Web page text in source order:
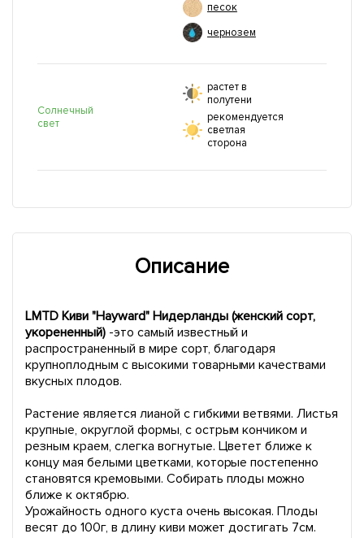
песок
чернозем
Солнечный
свет
растет в
полутени
рекомендуется
светлая
сторона
Описание
LMTD Киви "Hayward" Нидерланды (женский сорт,
укорененный) -это самый известный и
распространенный в мире сорт, благодаря
крупноплодным с высокими товарными качествами
вкусных плодов.
Растение является лианой с гибкими ветвями. Листья
крупные, округлой формы, с острым кончиком и
резным краем, слегка вогнутые. Цветет ближе к
концу мая белыми цветками, которые постепенно
становятся кремовыми. Собирать плоды можно
ближе к октябрю.
Урожайность одного куста очень высокая. Плоды
весят до 100г, в длину киви может достигать 7см.